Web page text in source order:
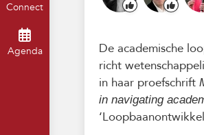
Connect
Agenda
De academische
richt
in haar proefschrift
in navigating